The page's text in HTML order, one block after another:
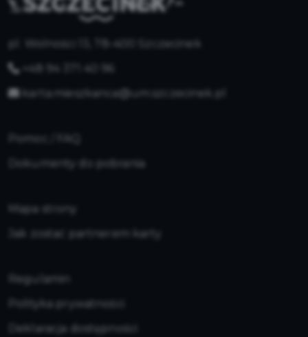
pl. Wolności 13, 78-400 Szczecinek
+48 94 371 40 96
karta.mieszkanca@um.szczecinek.pl
Dokumenty do pobrania
Mapa strony
Jak zostać partnerem karty
Regulamin
Polityka prywatności
Deklaracja dostępności